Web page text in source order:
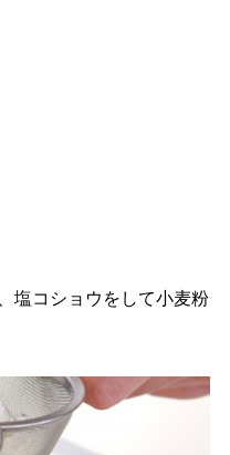
塩コショウをして小麦粉